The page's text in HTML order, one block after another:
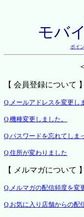
モバ
ポイ
【 会員登録について 】
Q.メールアドレスを変更し
Q.機種変更しました。
Q.パスワードを忘れてしま
Q.住所が変わりました
【 メルマガについて 】
Q.メルマガの配信頻度を変
Q.お気に入り店舗からの配